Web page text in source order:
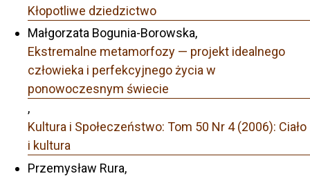
Kłopotliwe dziedzictwo
Małgorzata Bogunia-Borowska,
Ekstremalne metamorfozy — projekt idealnego
człowieka i perfekcyjnego życia w
ponowoczesnym świecie
,
Kultura i Społeczeństwo: Tom 50 Nr 4 (2006): Ciało
i kultura
Przemysław Rura,